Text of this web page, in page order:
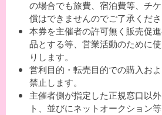
の場合でも旅費、宿泊費等、チ
償はできませんのでご了承くださ
本券を主催者の許可無く販売促
品とする等、営業活動のために
りします。
営利目的・転売目的での購入お
禁止します。
主催者側が指定した正規窓口以
ト、並びにネットオークション